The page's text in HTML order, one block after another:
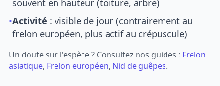
souvent en hauteur (toiture, arbre)
•Activité : visible de jour (contrairement au
frelon européen, plus actif au crépuscule)
Un doute sur l'espèce ? Consultez nos guides : Frelon
asiatique, Frelon européen, Nid de guêpes.